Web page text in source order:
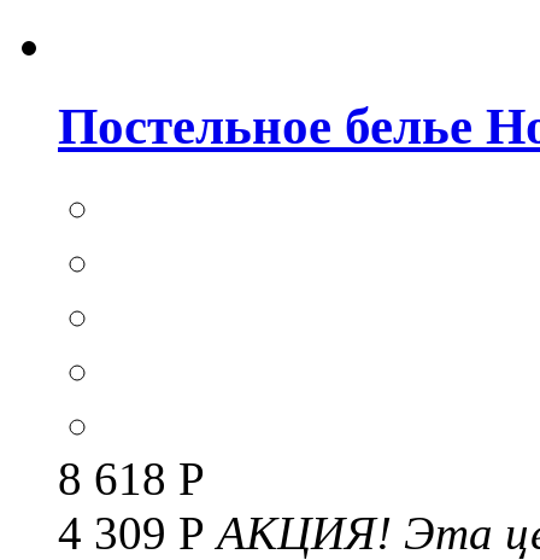
Постельное белье
8 618 Р
4 309 РАКЦИЯ! Эта